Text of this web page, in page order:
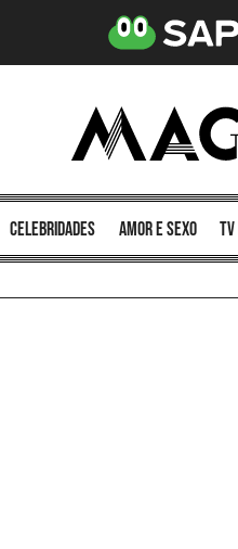
celebridades amor e sexo